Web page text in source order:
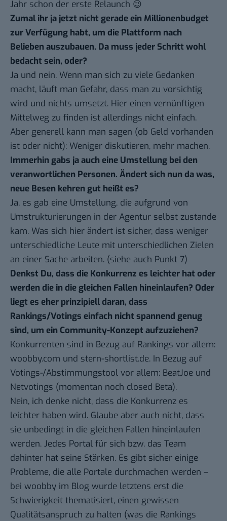
Jahr schon der erste Relaunch 😉
Zumal ihr ja jetzt nicht gerade ein Millionenbudget
zur Verfügung habt, um die Plattform nach
Belieben auszubauen. Da muss jeder Schritt wohl
bedacht sein, oder?
Ja und nein. Wenn man sich zu viele Gedanken
macht, läuft man Gefahr, dass man zu vorsichtig
wird und nichts umsetzt. Hier einen vernünftigen
Mittelweg zu finden ist allerdings nicht einfach.
Aber generell kann man sagen (ob Geld vorhanden
ist oder nicht): Weniger diskutieren, mehr machen.
Immerhin gabs ja auch eine Umstellung bei den
veranwortlichen Personen. Ändert sich nun da was,
neue Besen kehren gut heißt es?
Ja, es gab eine Umstellung, die aufgrund von
Umstrukturierungen in der Agentur selbst zustande
kam. Was sich hier ändert ist sicher, dass weniger
unterschiedliche Leute mit unterschiedlichen Zielen
an einer Sache arbeiten. (siehe auch Punkt 7)
Denkst Du, dass die Konkurrenz es leichter hat oder
werden die in die gleichen Fallen hineinlaufen? Oder
liegt es eher prinzipiell daran, dass
Rankings/Votings einfach nicht spannend genug
sind, um ein Community-Konzept aufzuziehen?
Konkurrenten sind in Bezug auf Rankings vor allem:
woobby.com und stern-shortlist.de. In Bezug auf
Votings-/Abstimmungstool vor allem: BeatJoe und
Netvotings (momentan noch closed Beta).
Nein, ich denke nicht, dass die Konkurrenz es
leichter haben wird. Glaube aber auch nicht, dass
sie unbedingt in die gleichen Fallen hineinlaufen
werden. Jedes Portal für sich bzw. das Team
dahinter hat seine Stärken. Es gibt sicher einige
Probleme, die alle Portale durchmachen werden –
bei woobby im Blog wurde letztens erst die
Schwierigkeit thematisiert, einen gewissen
Qualitätsanspruch zu halten (was die Rankings